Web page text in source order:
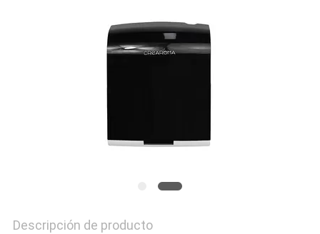
MAPA
Descripción de producto